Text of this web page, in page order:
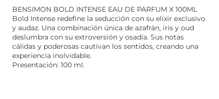
BENSIMON BOLD INTENSE EAU DE PARFUM X 100ML
Bold Intense redefine la seducción con su elixir exclusivo
y audaz. Una combinación única de azafrán, iris y oud
deslumbra con su extroversión y osadía. Sus notas
cálidas y poderosas cautivan los sentidos, creando una
experiencia inolvidable.
Presentación: 100 ml.